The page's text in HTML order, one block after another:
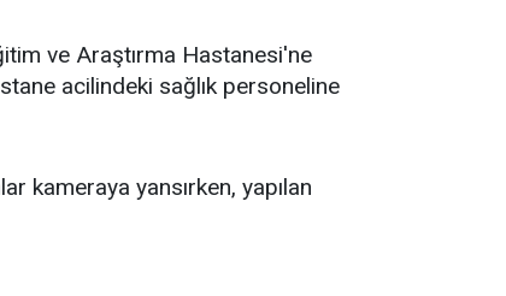
ve Araştırma Hastanesi'ne
acilindeki sağlık personeline
kameraya yansırken, yapılan